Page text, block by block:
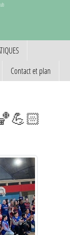
Contact et plan